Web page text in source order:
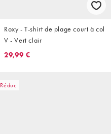
Roxy - T-shirt de plage court à col
V - Vert clair
29,99 €
Réduc